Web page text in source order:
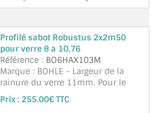
Profilé sabot Robustus 2x2m50
pour verre 8 a 10,76
Référence : BO6HAX103M
Marque : BOHLE - Largeur de la
rainure du verre 11mm. Pour le
verre de 8 mm, il faut utiliser le
profilé sabot BO 60HAX108. Le
Prix : 255.00€ TTC